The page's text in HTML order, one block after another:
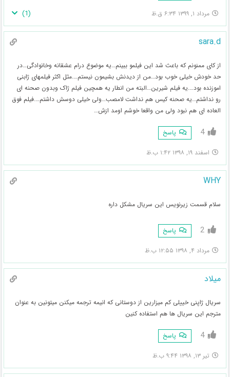
مرداد ۱, ۱۳۹۹ ۶:۳۴ ق.ظ (
1
)
sara.d
از کای ممنونم که باعث شد این فیلمو ببینم…یه موضوع درام عشقانه وخانوادگی…در
حد خودش خیلی خوب بود…من از دیدنش بشیمون نیستم….مثل اکثر فیلمهای ژابنی
اموزنده بود….یه فیلم شیرین…البته من انطار یه همچین فیلم ژاک وبدون صحنه ای
رو نداشتم…یه صحنه کیس هم نداشت لامصب…ولی خیلی دوسش داشتم….فیلم فوق
العاده ای هم نبود ولی من واقعا خوشم اومد ازش…
4 پاسخ
اسفند ۱۹, ۱۳۹۸ ۱:۴۲ ب.ظ
WHY
سلام قسمت زیرنویس این سریال مشکل داره
2 پاسخ
مرداد ۴, ۱۳۹۸ ۱۲:۵۵ ب.ظ
میلاد
سریال ژاپنی خییلی کم میزارین از دوستانی که انیمه ترجمه میکنن میتونین به عنوان
مترجم این سریال ها هم استفاده کنین
4 پاسخ
تیر ۱۳, ۱۳۹۸ ۹:۴۴ ب.ظ